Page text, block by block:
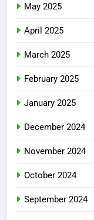
May 2025
April 2025
March 2025
February 2025
January 2025
December 2024
November 2024
October 2024
September 2024